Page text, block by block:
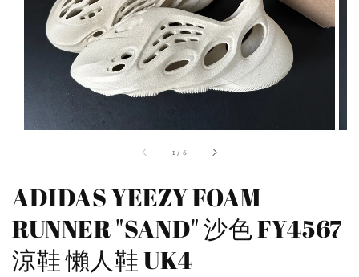
1 / 6
ADIDAS YEEZY FOAM
RUNNER "SAND" 沙色 FY4567
涼鞋 懶人鞋 UK4